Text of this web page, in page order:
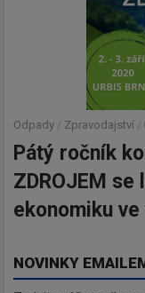
Odpady / Zpravodajství /
Pátý ročník
ZDROJEM
ekonomiku
NOVINKY